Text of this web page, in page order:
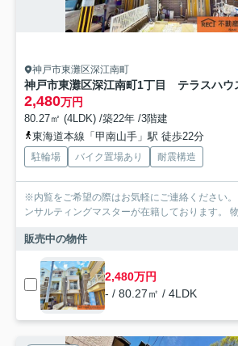
神戸市東灘区深江南町
神戸市東灘区深江南町1丁目 テラスハウ
2,480万円
80.27㎡ (4LDK) /築22年 /3階建
東海道本線「甲南山手」駅 徒歩22分
駐輪場 バイク置場あり 耐震構造
※内覧をご希望の際はお気軽にご連絡ください。 弊社には公認不動産コ
ンサルティングマスターが在籍しております。
販売中の物件
2,480万円
- / 80.27㎡ / 4LDK